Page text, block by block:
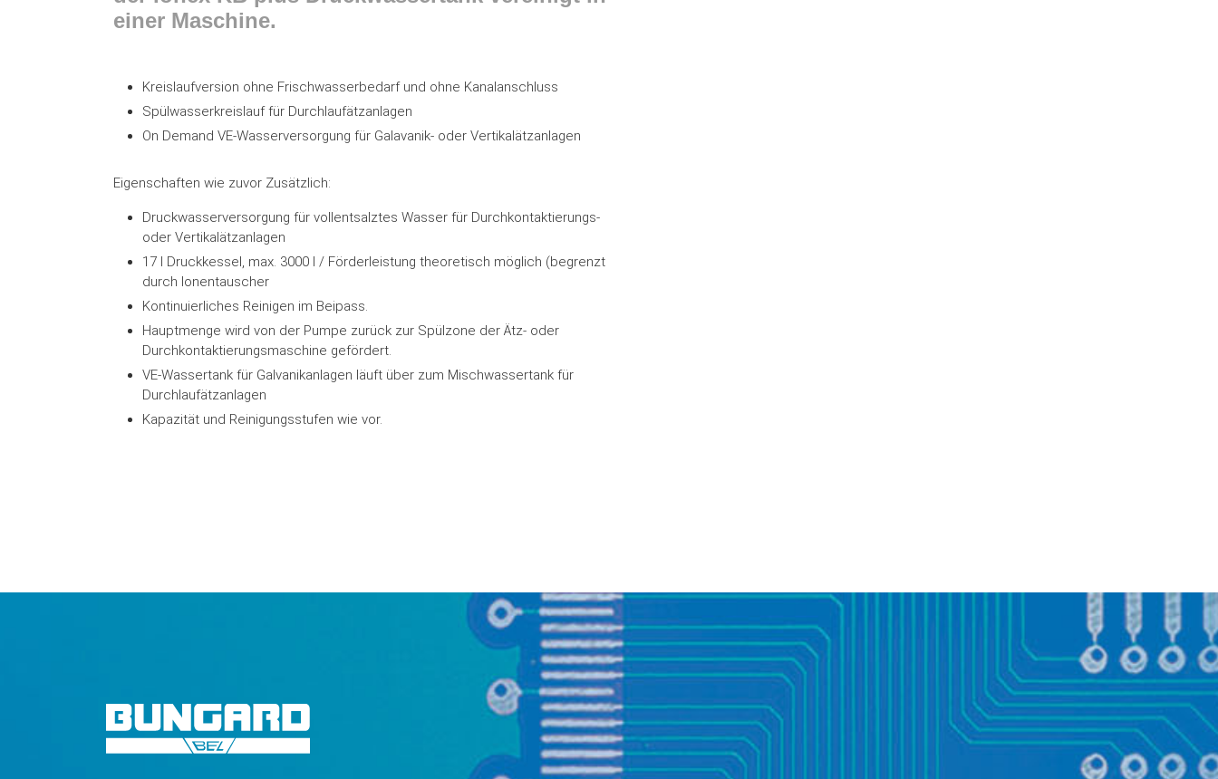
einer Maschine.
Kreislaufversion ohne Frischwasserbedarf und ohne Kanalanschluss
Spülwasserkreislauf für Durchlaufätzanlagen
On Demand VE-Wasserversorgung für Galavanik- oder Vertikalätzanlagen
Eigenschaften wie zuvor Zusätzlich:
Druckwasserversorgung für vollentsalztes Wasser für Durchkontaktierungs-
oder Vertikalätzanlagen
17 l Druckkessel, max. 3000 l / Förderleistung theoretisch möglich (begrenzt
durch Ionentauscher
Kontinuierliches Reinigen im Beipass.
Hauptmenge wird von der Pumpe zurück zur Spülzone der Ätz- oder
Durchkontaktierungsmaschine gefördert.
VE-Wassertank für Galvanikanlagen läuft über zum Mischwassertank für
Durchlaufätzanlagen
Kapazität und Reinigungsstufen wie vor.